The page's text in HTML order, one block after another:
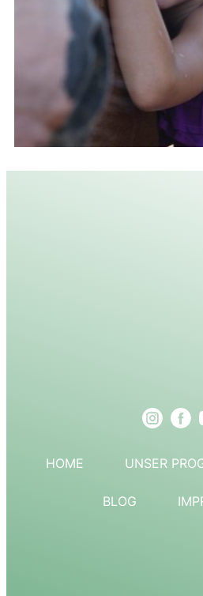
HOME UNSER
BLOG